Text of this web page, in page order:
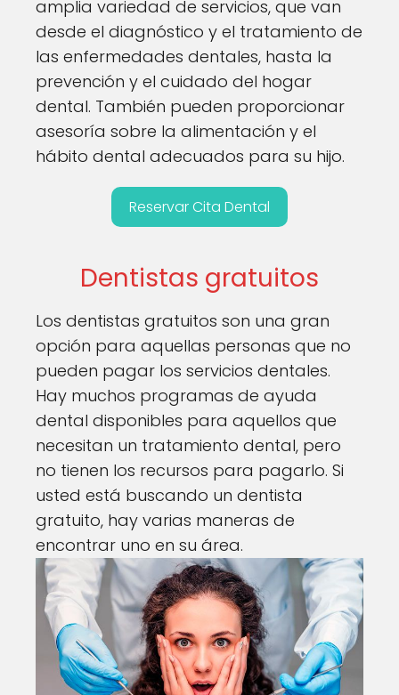
amplia variedad de servicios, que van
desde el diagnóstico y el tratamiento de
las enfermedades dentales, hasta la
prevención y el cuidado del hogar
dental. También pueden proporcionar
asesoría sobre la alimentación y el
hábito dental adecuados para su hijo.
Reservar Cita Dental
Dentistas gratuitos
Los dentistas gratuitos son una gran
opción para aquellas personas que no
pueden pagar los servicios dentales.
Hay muchos programas de ayuda
dental disponibles para aquellos que
necesitan un tratamiento dental, pero
no tienen los recursos para pagarlo. Si
usted está buscando un dentista
gratuito, hay varias maneras de
encontrar uno en su área.